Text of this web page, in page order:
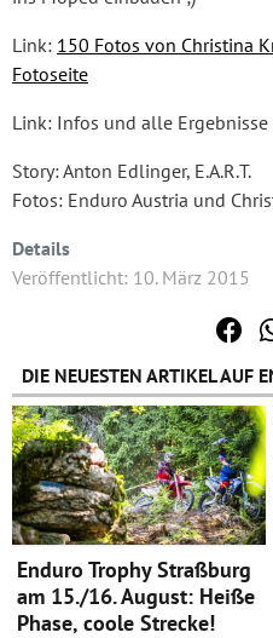
Link: 150 Fotos von Christina
Fotoseite
Link: Infos und alle
Story: Anton Edlinger, E.A.R.T.
Fotos: Enduro Austria und
Details
Veröffentlicht: 10. März 2015
DIE NEUESTEN ARTIKEL AUF
Enduro Trophy Straßburg
am 15./16. August: Heiße
Phase, coole Strecke!